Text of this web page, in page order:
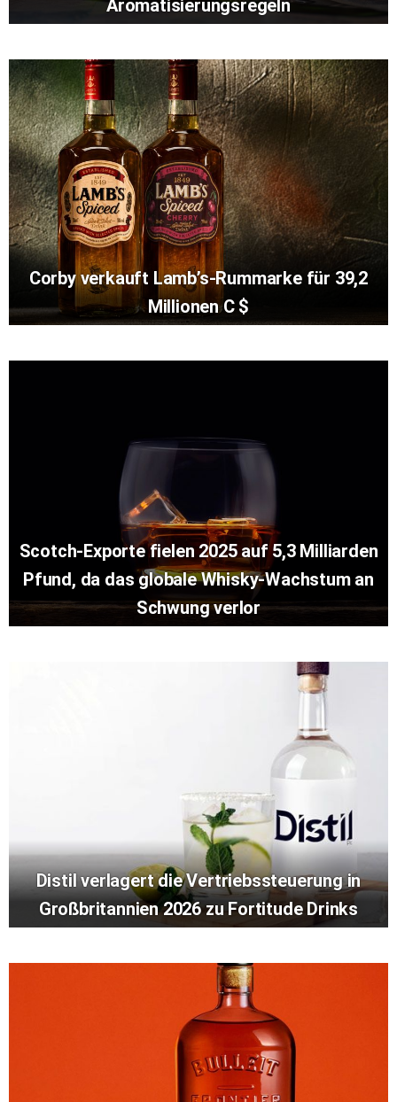
Aromatisierungsregeln
Corby verkauft Lamb’s-Rummarke für 39,2
Millionen C $
Scotch-Exporte fielen 2025 auf 5,3 Milliarden
Pfund, da das globale Whisky-Wachstum an
Schwung verlor
Distil verlagert die Vertriebssteuerung in
Großbritannien 2026 zu Fortitude Drinks